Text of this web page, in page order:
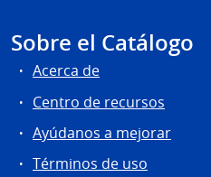
Sobre el Catálogo
Acerca de
Centro de recursos
Ayúdanos a mejorar
Términos de uso